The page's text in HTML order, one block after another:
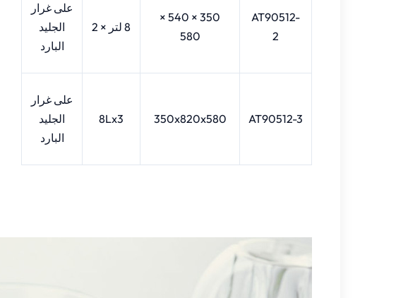
AT90512-
2
350 × 540 ×
580
8 لتر × 2
على غرار
الجليد
البارد
AT90512-3
350x820x580
8Lx3
على غرار
الجليد
البارد